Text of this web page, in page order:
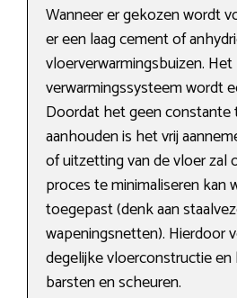
Wanneer er gekozen wordt
er een laag cement of
vloerverwarmingsbuizen. Het
verwarmingssysteem wordt
Doordat het geen constante
aanhouden is het vrij
of uitzetting van de vloer zal
proces te minimaliseren kan
toegepast (denk aan
wapeningsnetten). Hierdoor
degelijke vloerconstructie
barsten en scheuren.